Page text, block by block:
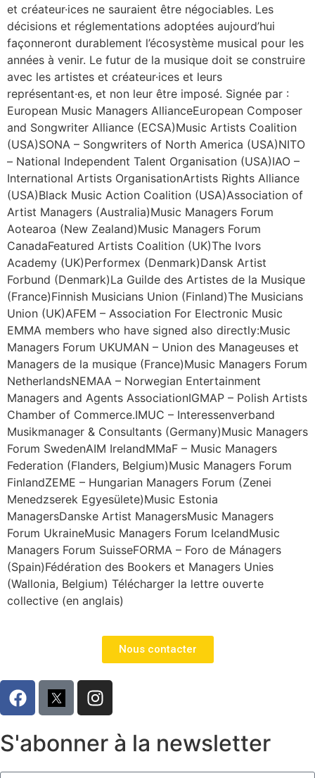
et créateur·ices ne sauraient être négociables. Les
décisions et réglementations adoptées aujourd’hui
façonneront durablement l’écosystème musical pour les
années à venir. Le futur de la musique doit se construire
avec les artistes et créateur·ices et leurs
représentant·es, et non leur être imposé. Signée par :
European Music Managers AllianceEuropean Composer
and Songwriter Alliance (ECSA)Music Artists Coalition
(USA)SONA – Songwriters of North America (USA)NITO
– National Independent Talent Organisation (USA)IAO –
International Artists OrganisationArtists Rights Alliance
(USA)Black Music Action Coalition (USA)Association of
Artist Managers (Australia)Music Managers Forum
Aotearoa (New Zealand)Music Managers Forum
CanadaFeatured Artists Coalition (UK)The Ivors
Academy (UK)Performex (Denmark)Dansk Artist
Forbund (Denmark)La Guilde des Artistes de la Musique
(France)Finnish Musicians Union (Finland)The Musicians
Union (UK)AFEM – Association For Electronic Music
EMMA members who have signed also directly:Music
Managers Forum UKUMAN – Union des Manageuses et
Managers de la musique (France)Music Managers Forum
NetherlandsNEMAA – Norwegian Entertainment
Managers and Agents AssociationIGMAP – Polish Artists
Chamber of Commerce.IMUC – Interessenverband
Musikmanager & Consultants (Germany)Music Managers
Forum SwedenAIM IrelandMMaF – Music Managers
Federation (Flanders, Belgium)Music Managers Forum
FinlandZEME – Hungarian Managers Forum (Zenei
Menedzserek Egyesülete)Music Estonia
ManagersDanske Artist ManagersMusic Managers
Forum UkraineMusic Managers Forum IcelandMusic
Managers Forum SuisseFORMA – Foro de Mánagers
(Spain)Fédération des Bookers et Managers Unies
(Wallonia, Belgium) Télécharger la lettre ouverte
collective (en anglais)
Nous contacter
S'abonner à la newsletter